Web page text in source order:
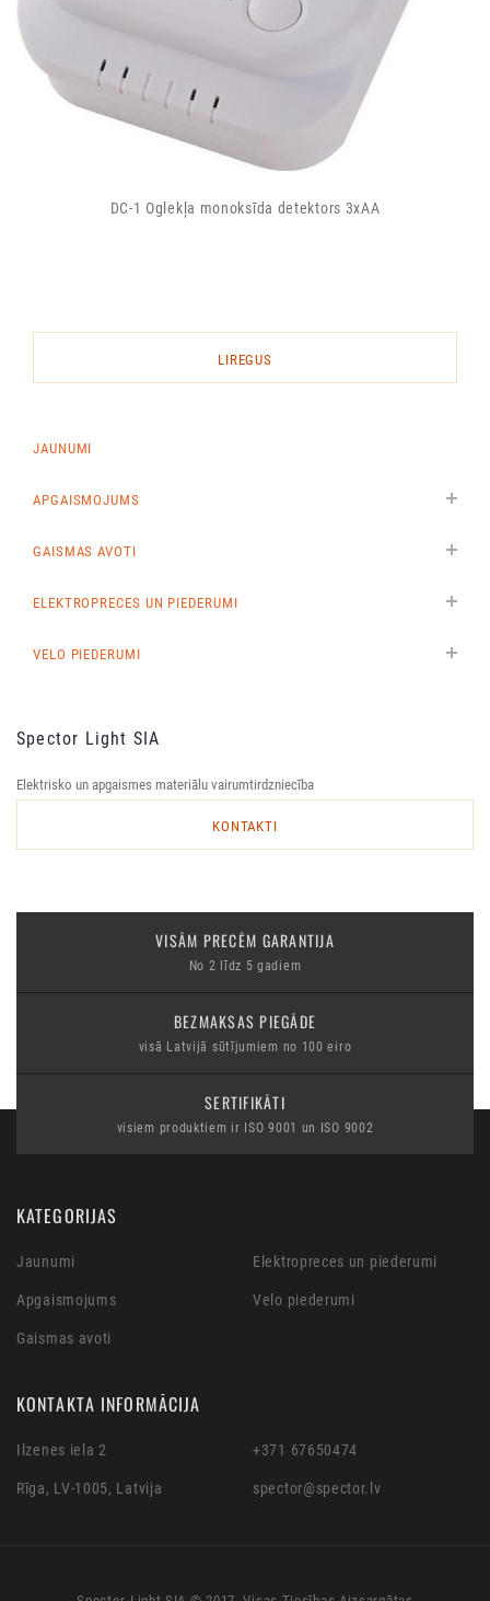
DC-1 Oglekļa monoksīda detektors 3xAA
LIREGUS
JAUNUMI
APGAISMOJUMS
GAISMAS AVOTI
ELEKTROPRECES UN PIEDERUMI
VELO PIEDERUMI
Spector Light SIA
Elektrisko un apgaismes materiālu vairumtirdzniecība
KONTAKTI
VISĀM PRECĒM GARANTIJA
No 2 līdz 5 gadiem
BEZMAKSAS PIEGĀDE
visā Latvijā sūtījumiem no 100 eiro
SERTIFIKĀTI
visiem produktiem ir ISO 9001 un ISO 9002
KATEGORIJAS
Jaunumi
Apgaismojums
Gaismas avoti
Elektropreces un piederumi
Velo piederumi
KONTAKTA INFORMĀCIJA
Ilzenes iela 2
Rīga, LV-1005, Latvija
+371 67650474
spector@spector.lv